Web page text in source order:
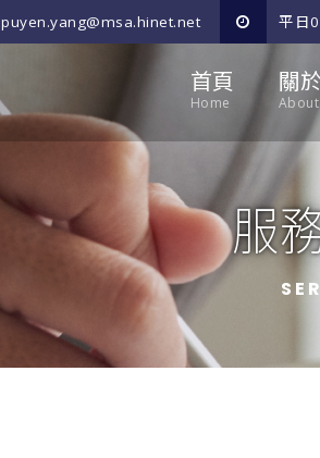
puyen.yang@msa.hinet.net 平日
首頁
Home
關
服